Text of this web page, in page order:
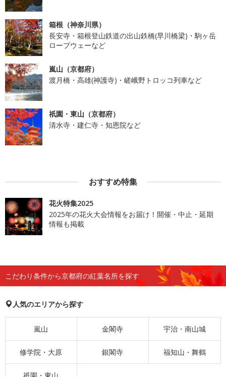
箱根（神奈川県）
長安寺・箱根登山鉄道の出山鉄橋(早川橋梁)・駒ヶ岳
ロープウェーなど
嵐山（京都府）
渡月橋・高雄(神護寺)・嵯峨野トロッコ列車など
祇園・東山（京都府）
清水寺・建仁寺・知恩院など
おすすめ特集
花火特集2025
2025年の花火大会情報をお届け！開催・中止・延期
情報も掲載
こだわり条件から京都府の紅葉名所を探す
人気のエリアから探す
嵐山 金閣寺 宇治・南山城
修学院・大原 銀閣寺 福知山・舞鶴